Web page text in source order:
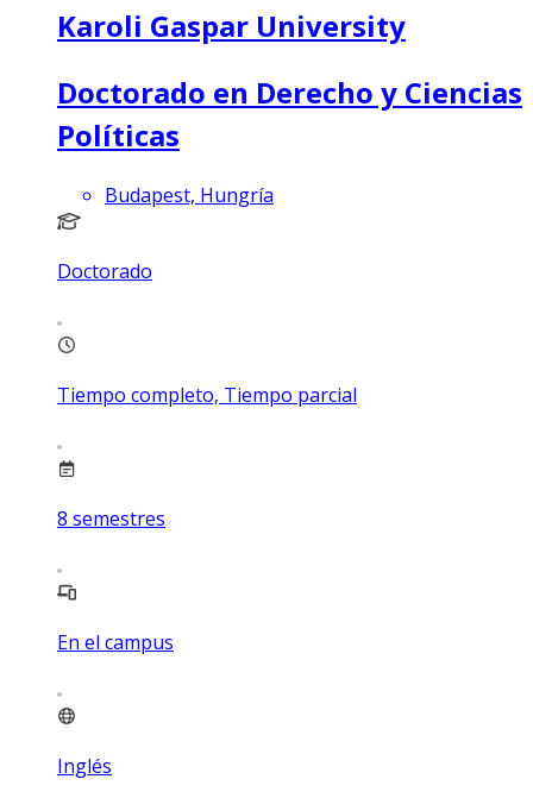
Karoli Gaspar University
Doctorado en Derecho y Ciencias
Políticas
Budapest, Hungría
Doctorado
Tiempo completo, Tiempo parcial
8 semestres
En el campus
Inglés